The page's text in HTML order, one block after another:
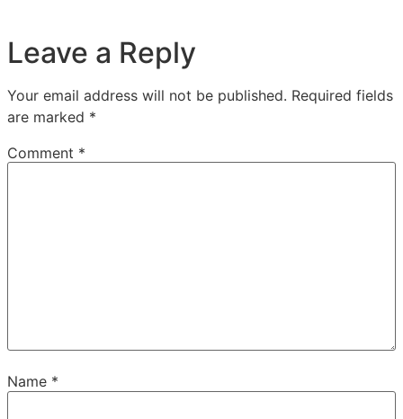
Leave a Reply
Your email address will not be published. Required fields
are marked *
Comment *
Name *